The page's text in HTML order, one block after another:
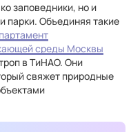
заповедники, но и
парки. Объединяя такие
среды Москвы
в ТиНАО. Они
свяжет природные